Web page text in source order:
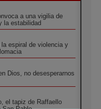
a una vigilia de
la estabilidad
espiral de violencia y
Dios, no desesperarnos
el tapiz de Raffaello